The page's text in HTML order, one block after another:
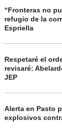
“Fronteras no
refugio de la
Espriella
Respetaré el
revisaré:
JEP
Alerta en Pasto
explosivos